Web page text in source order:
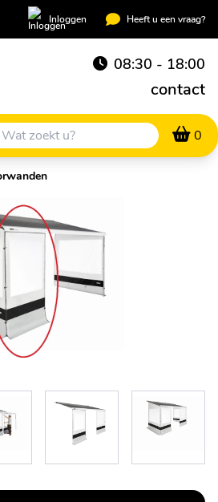
Inloggen Heeft u een vraag?
08:30 - 18:00
contact
0